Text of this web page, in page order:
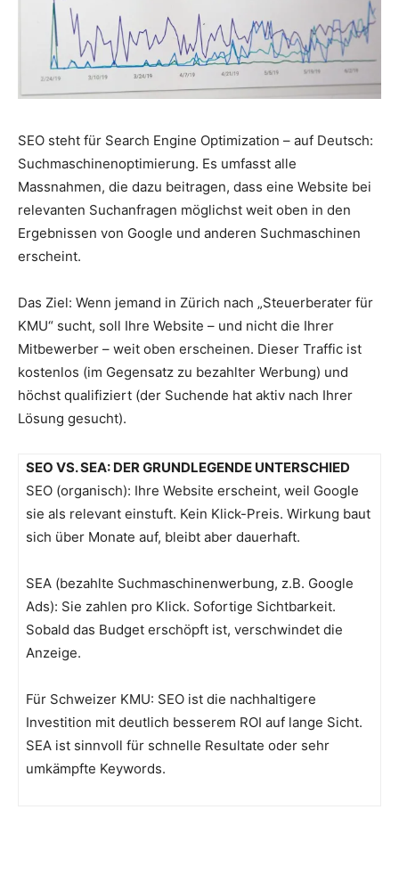
SEO steht für Search Engine Optimization – auf Deutsch:
Suchmaschinenoptimierung. Es umfasst alle
Massnahmen, die dazu beitragen, dass eine Website bei
relevanten Suchanfragen möglichst weit oben in den
Ergebnissen von Google und anderen Suchmaschinen
erscheint.
Das Ziel: Wenn jemand in Zürich nach „Steuerberater für
KMU“ sucht, soll Ihre Website – und nicht die Ihrer
Mitbewerber – weit oben erscheinen. Dieser Traffic ist
kostenlos (im Gegensatz zu bezahlter Werbung) und
höchst qualifiziert (der Suchende hat aktiv nach Ihrer
Lösung gesucht).
SEO VS. SEA: DER GRUNDLEGENDE UNTERSCHIED
SEO (organisch): Ihre Website erscheint, weil Google
sie als relevant einstuft. Kein Klick-Preis. Wirkung baut
sich über Monate auf, bleibt aber dauerhaft.
SEA (bezahlte Suchmaschinenwerbung, z.B. Google
Ads): Sie zahlen pro Klick. Sofortige Sichtbarkeit.
Sobald das Budget erschöpft ist, verschwindet die
Anzeige.
Für Schweizer KMU: SEO ist die nachhaltigere
Investition mit deutlich besserem ROI auf lange Sicht.
SEA ist sinnvoll für schnelle Resultate oder sehr
umkämpfte Keywords.